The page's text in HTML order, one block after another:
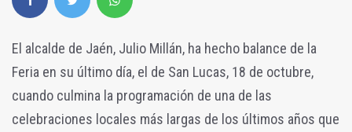
El alcalde de Jaén, Julio Millán, ha hecho balance de la
Feria en su último día, el de San Lucas, 18 de octubre,
cuando culmina la programación de una de las
celebraciones locales más largas de los últimos años que